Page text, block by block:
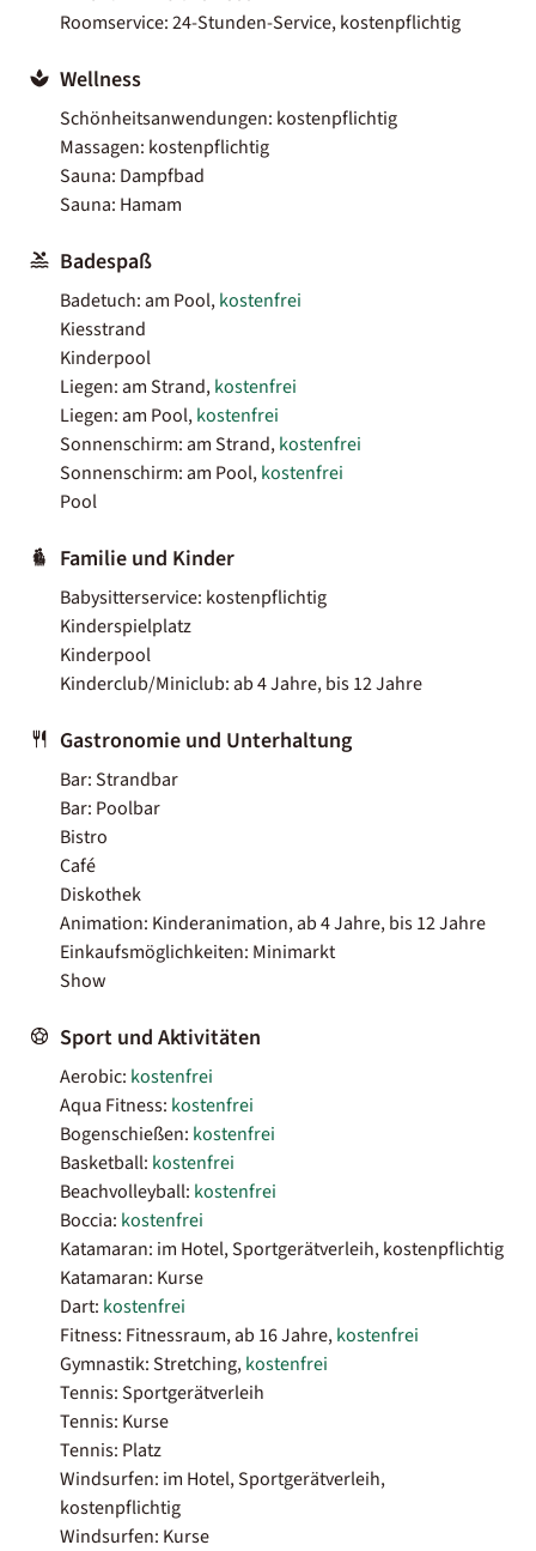
Roomservice: 24-Stunden-Service, kostenpflichtig
Wellness
Schönheitsanwendungen: kostenpflichtig
Massagen: kostenpflichtig
Sauna: Dampfbad
Sauna: Hamam
Badespaß
Badetuch: am Pool,kostenfrei
Kiesstrand
Kinderpool
Liegen: am Strand,kostenfrei
Liegen: am Pool,kostenfrei
Sonnenschirm: am Strand,kostenfrei
Sonnenschirm: am Pool,kostenfrei
Pool
Familie und Kinder
Babysitterservice: kostenpflichtig
Kinderspielplatz
Kinderpool
Kinderclub/Miniclub: ab 4 Jahre, bis 12 Jahre
Gastronomie und Unterhaltung
Bar: Strandbar
Bar: Poolbar
Bistro
Café
Diskothek
Animation: Kinderanimation, ab 4 Jahre, bis 12 Jahre
Einkaufsmöglichkeiten: Minimarkt
Show
Sport und Aktivitäten
Aerobic: kostenfrei
Aqua Fitness: kostenfrei
Bogenschießen: kostenfrei
Basketball: kostenfrei
Beachvolleyball: kostenfrei
Boccia: kostenfrei
Katamaran: im Hotel, Sportgerätverleih, kostenpflichtig
Katamaran: Kurse
Dart: kostenfrei
Fitness: Fitnessraum, ab 16 Jahre,kostenfrei
Gymnastik: Stretching,kostenfrei
Tennis: Sportgerätverleih
Tennis: Kurse
Tennis: Platz
Windsurfen: im Hotel, Sportgerätverleih,
kostenpflichtig
Windsurfen: Kurse